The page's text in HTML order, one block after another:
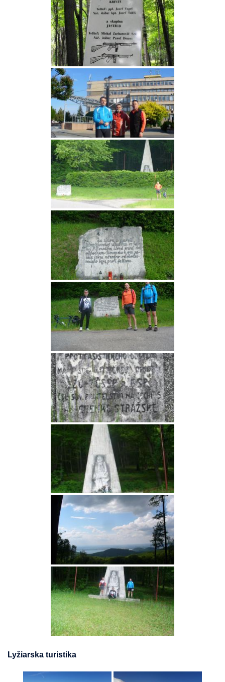
Lyžiarska turistika